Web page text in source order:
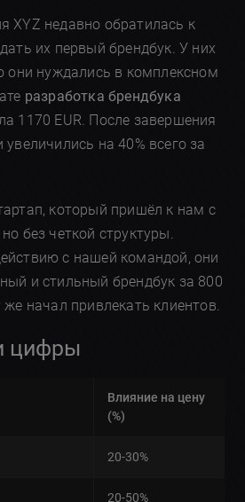
XYZ недавно обратилась к
их первый брендбук. У них
они нуждались в комплексном
разработка брендбука
1170 EUR. После завершения
на 40% всего за
который пришёл к нам с
без четкой структуры.
с нашей командой, они
и стильный брендбук за 800
же начал привлекать клиентов.
цифры
Влияние на цену
(%)
20-30%
20-50%